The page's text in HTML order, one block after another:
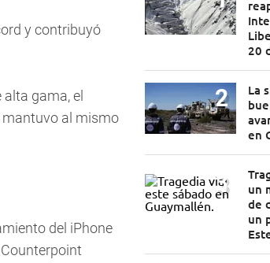
y contribuyó
gama, el
mantuvo al mismo
del iPhone
20
La
en
un
de
un